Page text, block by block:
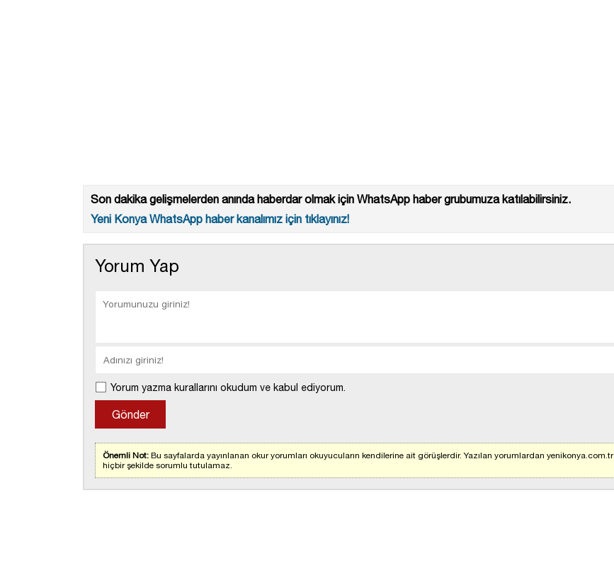
Son dakika gelişmelerden anında haberdar olmak için WhatsApp haber grubumuza katılabilirsiniz.
Yeni Konya WhatsApp haber kanalımız için tıklayınız!
Yorum Yap
Yorum yazma kurallarını okudum ve kabul ediyorum.
Önemli Not: Bu sayfalarda yayınlanan okur yorumları okuyucuların kendilerine ait görüşlerdir. Yazılan yorumlardan yenikonya.com.tr
hiçbir şekilde sorumlu tutulamaz.